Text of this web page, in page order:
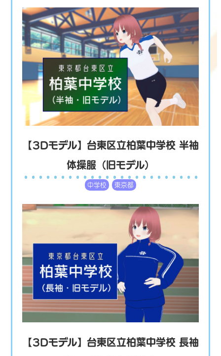
【3Dモデル】台東区立柏葉中学校 半袖
体操服（旧モデル）
中学校 東京都
【3Dモデル】台東区立柏葉中学校 長袖